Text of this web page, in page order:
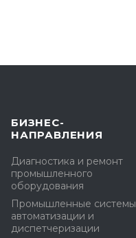
БИЗНЕС-
НАПРАВЛЕНИЯ
Диагностика и ремонт
промышленного
оборудования
Промышленные системы
автоматизации и
диспетчеризации